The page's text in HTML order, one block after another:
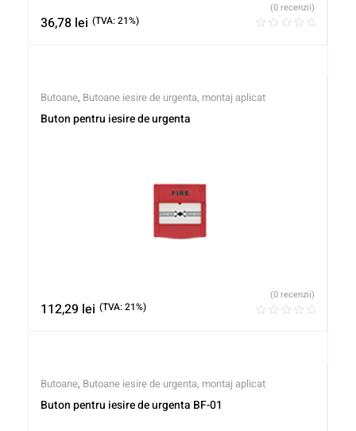
36,78 lei (TVA: 21%)
(0 recenzii)
Butoane, Butoane iesire de urgenta, montaj aplicat
Buton pentru iesire de urgenta
112,29 lei (TVA: 21%)
(0 recenzii)
Butoane, Butoane iesire de urgenta, montaj aplicat
Buton pentru iesire de urgenta BF-01